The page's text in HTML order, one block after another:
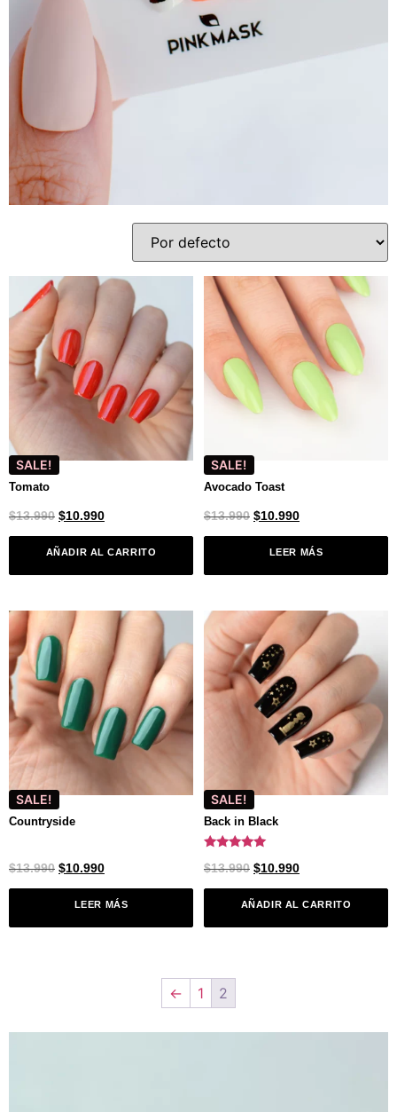
SALE!
Tomato
$13.990 $10.990
AÑADIR AL CARRITO
SALE!
Avocado Toast
$13.990 $10.990
LEER MÁS
SALE!
Countryside
$13.990 $10.990
LEER MÁS
SALE!
Back in Black
con
de 5
$13.990 $10.990
AÑADIR AL CARRITO
← 1 2